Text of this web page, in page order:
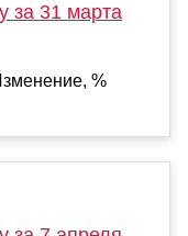
за 31 марта
%